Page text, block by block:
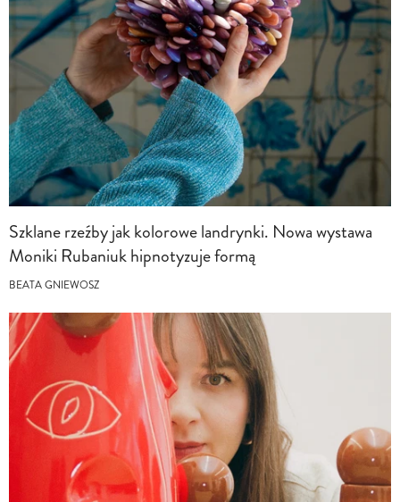
Szklane rzeźby jak kolorowe landrynki. Nowa wystawa
Moniki Rubaniuk hipnotyzuje formą
BEATA GNIEWOSZ